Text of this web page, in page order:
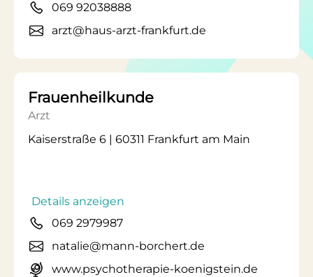
069 92038888
arzt@haus-arzt-frankfurt.de
Frauenheilkunde
Arzt
Kaiserstraße 6 | 60311 Frankfurt am Main
Details anzeigen
069 2979987
natalie@mann-borchert.de
www.psychotherapie-koenigstein.de